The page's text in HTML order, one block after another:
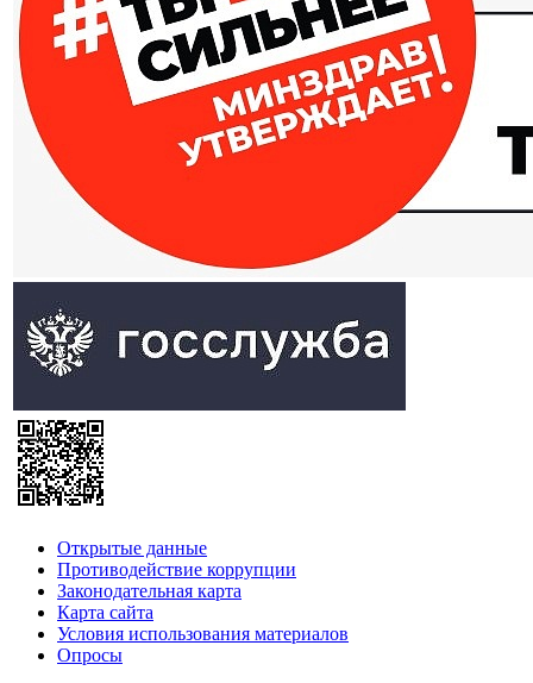
Открытые данные
Противодействие коррупции
Законодательная карта
Карта сайта
Условия использования материалов
Опросы